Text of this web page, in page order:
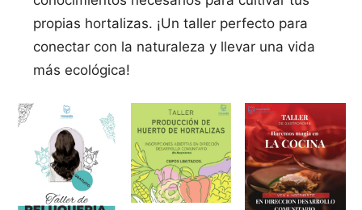
propias hortalizas. ¡Un taller perfecto para
conectar con la naturaleza y llevar una vida
más ecológica!